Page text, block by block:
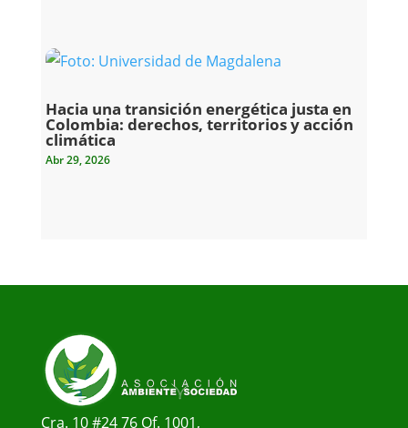
Hacia una transición energética justa en
Colombia: derechos, territorios y acción
climática
Abr 29, 2026
Cra. 10 #24 76 Of. 1001,